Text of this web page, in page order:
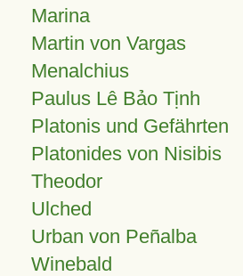
Marina
Martin von Vargas
Menalchius
Paulus Lê Bảo Tịnh
Platonis und Gefährten
Platonides von Nisibis
Theodor
Ulched
Urban von Peñalba
Winebald